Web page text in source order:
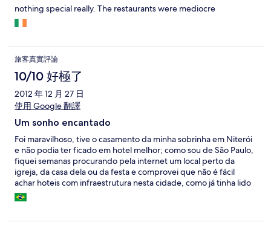
nothing special really. The restaurants were mediocre
旅客真實評論
10/10 好極了
2012 年 12 月 27 日
使用 Google 翻譯
Um sonho encantado
Foi maravilhoso, tive o casamento da minha sobrinha em Niterói
e não podia ter ficado em hotel melhor; como sou de São Paulo,
fiquei semanas procurando pela internet um local perto da
igreja, da casa dela ou da festa e comprovei que não é fácil
achar hoteis com infraestrutura nesta cidade, como já tinha lido
relatos de outras pessoas com a mesma dificuldade,
infelizmente, pois é um lindo local, com lindas praias e muito